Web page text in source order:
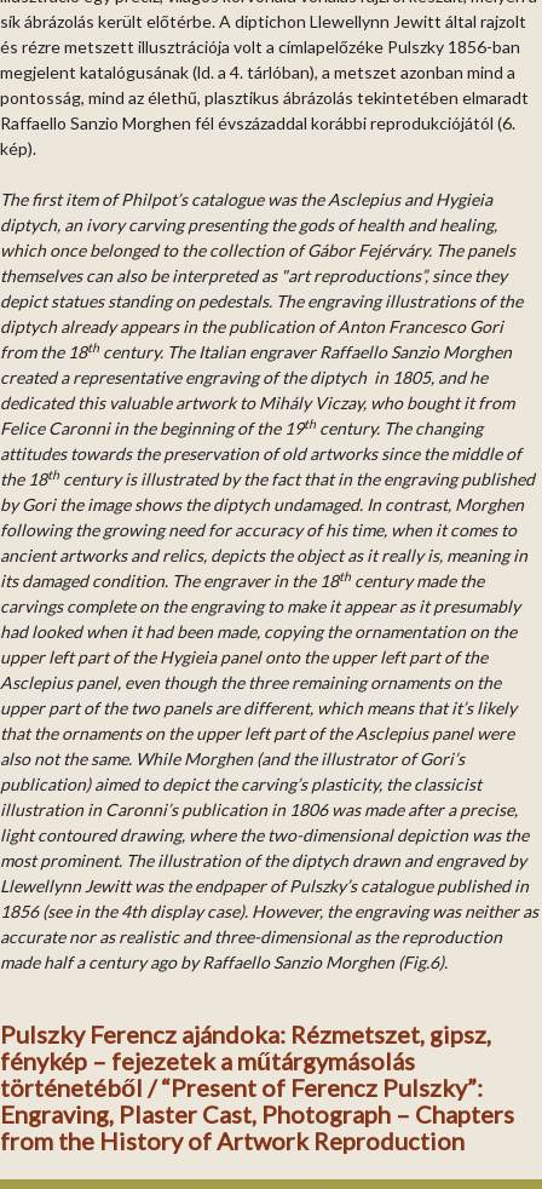
sík ábrázolás került előtérbe. A diptichon Llewellynn Jewitt által rajzolt
és rézre metszett illusztrációja volt a címlapelőzéke Pulszky 1856-ban
megjelent katalógusának (ld. a 4. tárlóban), a metszet azonban mind a
pontosság, mind az élethű, plasztikus ábrázolás tekintetében elmaradt
Raffaello Sanzio Morghen fél évszázaddal korábbi reprodukciójától (6.
kép).
The first item of Philpot’s catalogue was the Asclepius and Hygieia
diptych, an ivory carving presenting the gods of health and healing,
which once belonged to the collection of Gábor Fejérváry. The panels
themselves can also be interpreted as "art reproductions”, since they
depict statues standing on pedestals. The engraving illustrations of the
diptych already appears in the publication of Anton Francesco Gori
from the 18th century. The Italian engraver Raffaello Sanzio Morghen
created a representative engraving of the diptych in 1805, and he
dedicated this valuable artwork to Mihály Viczay, who bought it from
Felice Caronni in the beginning of the 19th century. The changing
attitudes towards the preserva­tion of old artworks since the middle of
the 18th century is illustrated by the fact that in the engraving published
by Gori the image shows the diptych undamaged. In contrast, Morghen
following the growing need for accuracy of his time, when it comes to
ancient artworks and relics, depicts the object as it really is, meaning in
its damaged condition. The en­graver in the 18th century made the
carvings complete on the engraving to make it ap­pear as it presumably
had looked when it had been made, copying the ornamentation on the
upper left part of the Hygieia panel onto the upper left part of the
Asclepius panel, even though the three remaining ornaments on the
upper part of the two pan­els are different, which means that it’s likely
that the ornaments on the upper left part of the Asclepius panel were
also not the same. While Morghen (and the illustrator of Gori’s
publication) aimed to depict the carving’s plasticity, the classicist
illustration in Caronni’s publication in 1806 was made after a precise,
light contoured drawing, where the two-dimensional depiction was the
most prominent. The illustration of the diptych drawn and engraved by
Llewellynn Jewitt was the endpaper of Pulszky’s catalogue published in
1856 (see in the 4th display case). However, the engraving was neither as
accurate nor as realistic and three-dimensional as the repro­duction
made half a century ago by Raffaello Sanzio Morghen (Fig.6).
Pulszky Ferencz ajándoka: Rézmetszet, gipsz,
fénykép – fejezetek a műtárgymásolás
történetéből / “Present of Ferencz Pulszky”:
Engraving, Plaster Cast, Photograph – Chapters
from the History of Artwork Reproduction